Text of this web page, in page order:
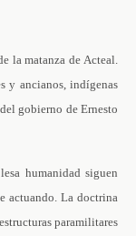
la matanza de Acteal.
y ancianos, indígenas
gobierno de Ernesto
humanidad siguen
actuando. La doctrina
paramilitares